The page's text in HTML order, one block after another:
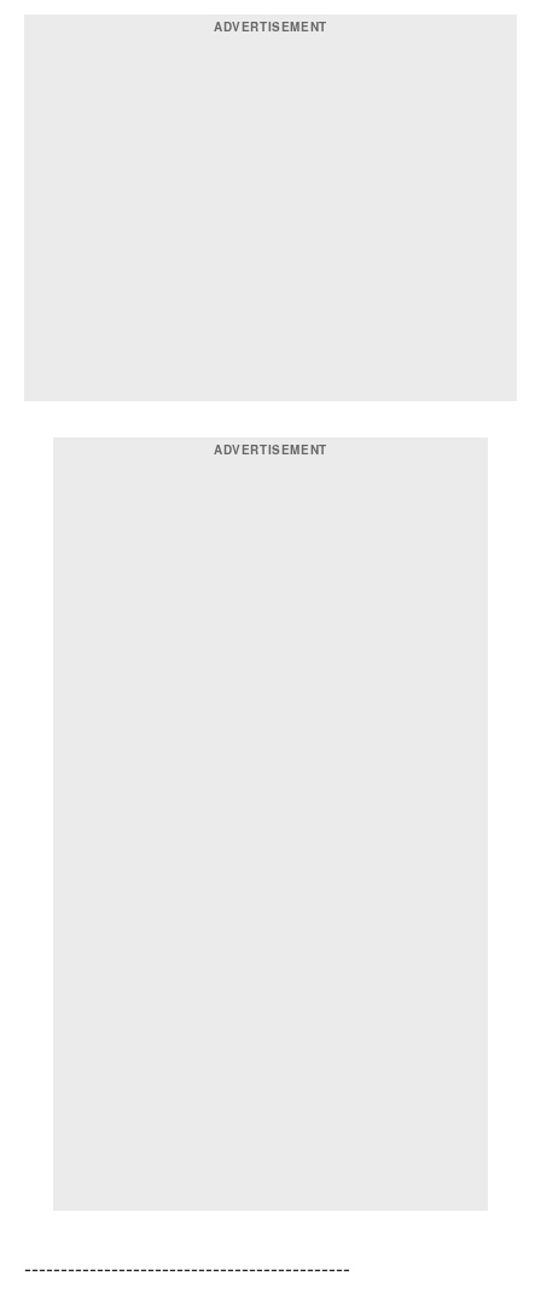
---------------------------------------------